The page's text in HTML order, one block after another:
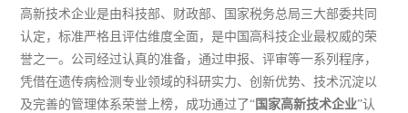
高新技术企业是由科技部、财政部、国家税务总局三大部委共同
认定，标准严格且评估维度全面，是中国高科技企业最权威的荣
誉之一。公司经过认真的准备，通过申报、评审等一系列程序，
凭借在遗传病检测专业领域的科研实力、创新优势、技术沉淀以
及完善的管理体系荣誉上榜，成功通过了“ 国家高新技术企业”认